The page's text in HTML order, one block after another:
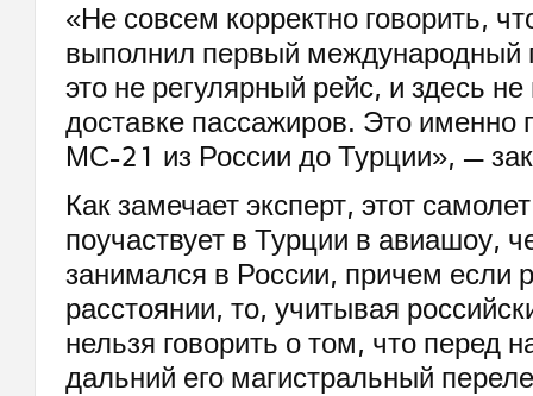
«Не совсем корректно говорить,
выполнил первый международный
это не регулярный рейс, и здесь не
доставке пассажиров. Это именно
МС-21 из России до Турции», —
Как замечает эксперт, этот
поучаствует в Турции в авиашоу,
занимался в России, причем если
расстоянии, то, учитывая
нельзя говорить о том, что перед
дальний его магистральный